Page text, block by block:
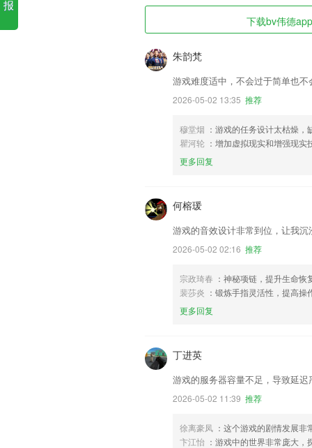
下载bv伟德
朱韵梵
游戏难度适中，不会过于简单也不
2026-05-02 13:35 推荐
穆堂烟 ：游戏的任务设计太枯燥，
瞿河轮 ：增加虚拟现实和增强现
更多回复
何榕瑗
游戏的音效设计非常到位，让我沉
2026-05-02 02:16 推荐
宗政琦春 ：神秘项链，提升生命恢
裴莎炎 ：锻炼手指灵活性，提高操
更多回复
丁进英
游戏的服务器容量不足，导致延迟
2026-05-02 11:39 推荐
徐离豪凤 ：这个游戏的剧情发展
卞江怡 ：游戏中的世界非常庞大
报